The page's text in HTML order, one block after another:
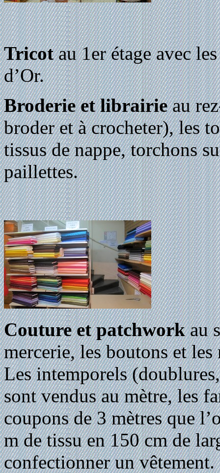
Tricotau 1er étage avec
d’Or.
Broderie et librairieau
broder et à crocheter), les
tissus de nappe, torchons
paillettes.
Couture et patchworkau
mercerie, les boutons et les
Les intemporels
sont vendus au mètre, les
coupons de 3 mètres que
m de tissu en 150 cm de
confectionner un vêtement.